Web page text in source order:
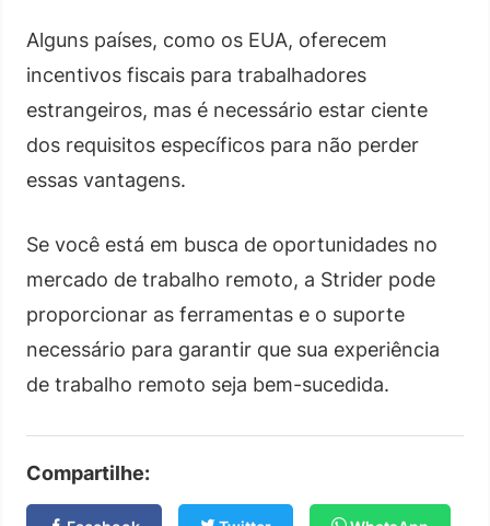
Alguns países, como os EUA, oferecem
incentivos fiscais para trabalhadores
estrangeiros, mas é necessário estar ciente
dos requisitos específicos para não perder
essas vantagens.
Se você está em busca de oportunidades no
mercado de trabalho remoto, a Strider pode
proporcionar as ferramentas e o suporte
necessário para garantir que sua experiência
de trabalho remoto seja bem-sucedida.
Compartilhe: